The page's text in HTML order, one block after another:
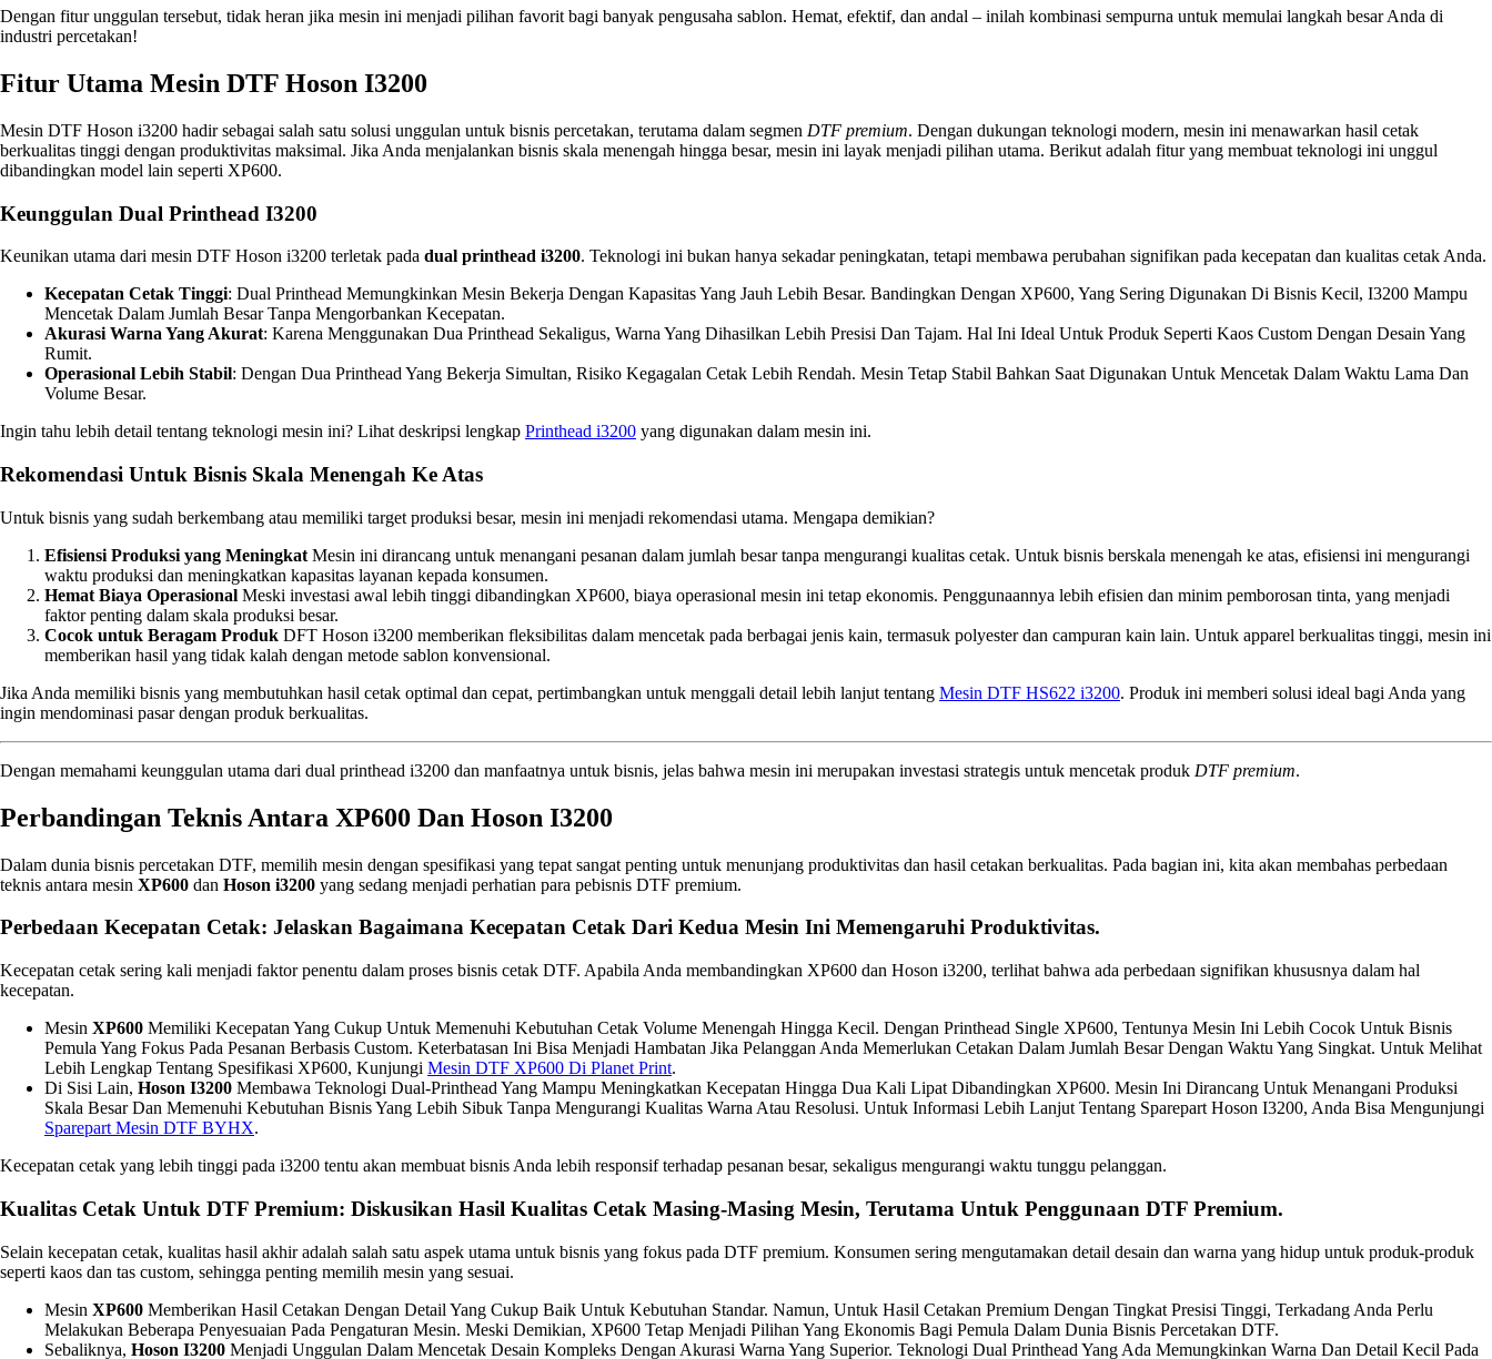
Dengan fitur unggulan tersebut, tidak heran jika mesin ini menjadi pilihan favorit bagi banyak pengusaha sablon. Hemat, efektif, dan andal – inilah kombinasi sempurna untuk memulai langkah besar Anda di
industri percetakan!
Fitur Utama Mesin DTF Hoson I3200
Mesin DTF Hoson i3200 hadir sebagai salah satu solusi unggulan untuk bisnis percetakan, terutama dalam segmen DTF premium. Dengan dukungan teknologi modern, mesin ini menawarkan hasil cetak
berkualitas tinggi dengan produktivitas maksimal. Jika Anda menjalankan bisnis skala menengah hingga besar, mesin ini layak menjadi pilihan utama. Berikut adalah fitur yang membuat teknologi ini unggul
dibandingkan model lain seperti XP600.
Keunggulan Dual Printhead I3200
Keunikan utama dari mesin DTF Hoson i3200 terletak pada dual printhead i3200. Teknologi ini bukan hanya sekadar peningkatan, tetapi membawa perubahan signifikan pada kecepatan dan kualitas cetak Anda.
Kecepatan Cetak Tinggi: Dual Printhead Memungkinkan Mesin Bekerja Dengan Kapasitas Yang Jauh Lebih Besar. Bandingkan Dengan XP600, Yang Sering Digunakan Di Bisnis Kecil, I3200 Mampu
Mencetak Dalam Jumlah Besar Tanpa Mengorbankan Kecepatan.
Akurasi Warna Yang Akurat: Karena Menggunakan Dua Printhead Sekaligus, Warna Yang Dihasilkan Lebih Presisi Dan Tajam. Hal Ini Ideal Untuk Produk Seperti Kaos Custom Dengan Desain Yang
Rumit.
Operasional Lebih Stabil: Dengan Dua Printhead Yang Bekerja Simultan, Risiko Kegagalan Cetak Lebih Rendah. Mesin Tetap Stabil Bahkan Saat Digunakan Untuk Mencetak Dalam Waktu Lama Dan
Volume Besar.
Ingin tahu lebih detail tentang teknologi mesin ini? Lihat deskripsi lengkap Printhead i3200 yang digunakan dalam mesin ini.
Rekomendasi Untuk Bisnis Skala Menengah Ke Atas
Untuk bisnis yang sudah berkembang atau memiliki target produksi besar, mesin ini menjadi rekomendasi utama. Mengapa demikian?
Efisiensi Produksi yang Meningkat Mesin ini dirancang untuk menangani pesanan dalam jumlah besar tanpa mengurangi kualitas cetak. Untuk bisnis berskala menengah ke atas, efisiensi ini mengurangi
waktu produksi dan meningkatkan kapasitas layanan kepada konsumen.
Hemat Biaya Operasional Meski investasi awal lebih tinggi dibandingkan XP600, biaya operasional mesin ini tetap ekonomis. Penggunaannya lebih efisien dan minim pemborosan tinta, yang menjadi
faktor penting dalam skala produksi besar.
Cocok untuk Beragam Produk DFT Hoson i3200 memberikan fleksibilitas dalam mencetak pada berbagai jenis kain, termasuk polyester dan campuran kain lain. Untuk apparel berkualitas tinggi, mesin ini
memberikan hasil yang tidak kalah dengan metode sablon konvensional.
Jika Anda memiliki bisnis yang membutuhkan hasil cetak optimal dan cepat, pertimbangkan untuk menggali detail lebih lanjut tentang Mesin DTF HS622 i3200. Produk ini memberi solusi ideal bagi Anda yang
ingin mendominasi pasar dengan produk berkualitas.
Dengan memahami keunggulan utama dari dual printhead i3200 dan manfaatnya untuk bisnis, jelas bahwa mesin ini merupakan investasi strategis untuk mencetak produk DTF premium.
Perbandingan Teknis Antara XP600 Dan Hoson I3200
Dalam dunia bisnis percetakan DTF, memilih mesin dengan spesifikasi yang tepat sangat penting untuk menunjang produktivitas dan hasil cetakan berkualitas. Pada bagian ini, kita akan membahas perbedaan
teknis antara mesin XP600 dan Hoson i3200 yang sedang menjadi perhatian para pebisnis DTF premium.
Perbedaan Kecepatan Cetak: Jelaskan Bagaimana Kecepatan Cetak Dari Kedua Mesin Ini Memengaruhi Produktivitas.
Kecepatan cetak sering kali menjadi faktor penentu dalam proses bisnis cetak DTF. Apabila Anda membandingkan XP600 dan Hoson i3200, terlihat bahwa ada perbedaan signifikan khususnya dalam hal
kecepatan.
Mesin XP600 Memiliki Kecepatan Yang Cukup Untuk Memenuhi Kebutuhan Cetak Volume Menengah Hingga Kecil. Dengan Printhead Single XP600, Tentunya Mesin Ini Lebih Cocok Untuk Bisnis
Pemula Yang Fokus Pada Pesanan Berbasis Custom. Keterbatasan Ini Bisa Menjadi Hambatan Jika Pelanggan Anda Memerlukan Cetakan Dalam Jumlah Besar Dengan Waktu Yang Singkat. Untuk Melihat
Lebih Lengkap Tentang Spesifikasi XP600, Kunjungi Mesin DTF XP600 Di Planet Print.
Di Sisi Lain, Hoson I3200 Membawa Teknologi Dual-Printhead Yang Mampu Meningkatkan Kecepatan Hingga Dua Kali Lipat Dibandingkan XP600. Mesin Ini Dirancang Untuk Menangani Produksi
Skala Besar Dan Memenuhi Kebutuhan Bisnis Yang Lebih Sibuk Tanpa Mengurangi Kualitas Warna Atau Resolusi. Untuk Informasi Lebih Lanjut Tentang Sparepart Hoson I3200, Anda Bisa Mengunjungi
Sparepart Mesin DTF BYHX.
Kecepatan cetak yang lebih tinggi pada i3200 tentu akan membuat bisnis Anda lebih responsif terhadap pesanan besar, sekaligus mengurangi waktu tunggu pelanggan.
Kualitas Cetak Untuk DTF Premium: Diskusikan Hasil Kualitas Cetak Masing-Masing Mesin, Terutama Untuk Penggunaan DTF Premium.
Selain kecepatan cetak, kualitas hasil akhir adalah salah satu aspek utama untuk bisnis yang fokus pada DTF premium. Konsumen sering mengutamakan detail desain dan warna yang hidup untuk produk-produk
seperti kaos dan tas custom, sehingga penting memilih mesin yang sesuai.
Mesin XP600 Memberikan Hasil Cetakan Dengan Detail Yang Cukup Baik Untuk Kebutuhan Standar. Namun, Untuk Hasil Cetakan Premium Dengan Tingkat Presisi Tinggi, Terkadang Anda Perlu
Melakukan Beberapa Penyesuaian Pada Pengaturan Mesin. Meski Demikian, XP600 Tetap Menjadi Pilihan Yang Ekonomis Bagi Pemula Dalam Dunia Bisnis Percetakan DTF.
Sebaliknya, Hoson I3200 Menjadi Unggulan Dalam Mencetak Desain Kompleks Dengan Akurasi Warna Yang Superior. Teknologi Dual Printhead Yang Ada Memungkinkan Warna Dan Detail Kecil Pada